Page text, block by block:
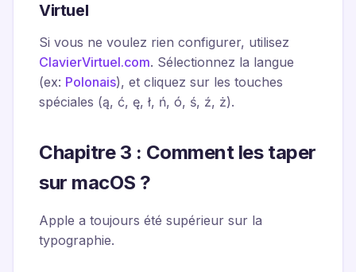
Virtuel
Si vous ne voulez rien configurer, utilisez
ClavierVirtuel.com. Sélectionnez la langue
(ex: Polonais), et cliquez sur les touches
spéciales (ą, ć, ę, ł, ń, ó, ś, ź, ż).
Chapitre 3 : Comment les taper
sur macOS ?
Apple a toujours été supérieur sur la
typographie.